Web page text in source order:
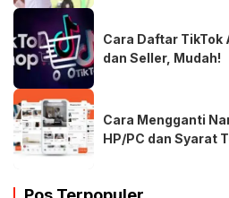
Cara Daftar
dan Seller, Mudah!
Cara Mengganti
HP/PC dan Syarat